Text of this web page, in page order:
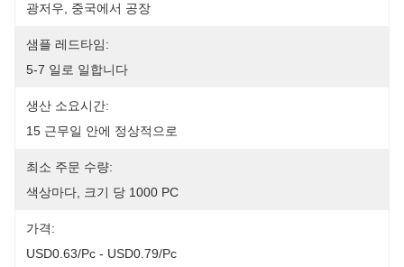
광저우, 중국에서 공장
샘플 레드타임:
5-7 일로 일합니다
생산 소요시간:
15 근무일 안에 정상적으로
최소 주문 수량:
색상마다, 크기 당 1000 PC
가격:
USD0.63/pc - USD0.79/pc